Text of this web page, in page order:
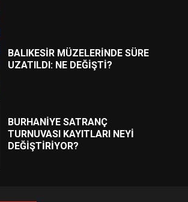
BALIKESİR MÜZELERİNDE SÜRE
UZATILDI: NE DEĞİŞTİ?
BURHANİYE SATRANÇ
TURNUVASI KAYITLARI NEYİ
DEĞİŞTİRİYOR?